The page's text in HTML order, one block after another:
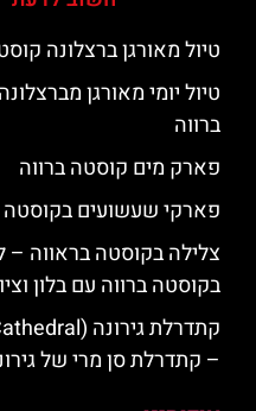
טיול מאורגן ברצלונה
טיול יומי מאורגן
ברווה
פארק מים קוסטה ברווה
פארקי שעשועים בקוסטה
צלילה בקוסטה בראווה –
בקוסטה ברווה עם בלון
– קתדרלת סן מרי של